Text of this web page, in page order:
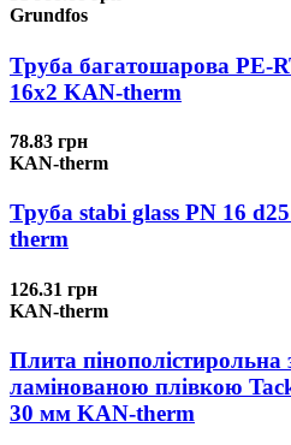
Grundfos
Труба багатошарова PE-
16x2 KAN-therm
78.83 грн
KAN-therm
Труба stabi glass PN 16
therm
126.31 грн
KAN-therm
Плита пінополістирольна
ламінованою плівкою
30 мм KAN-therm